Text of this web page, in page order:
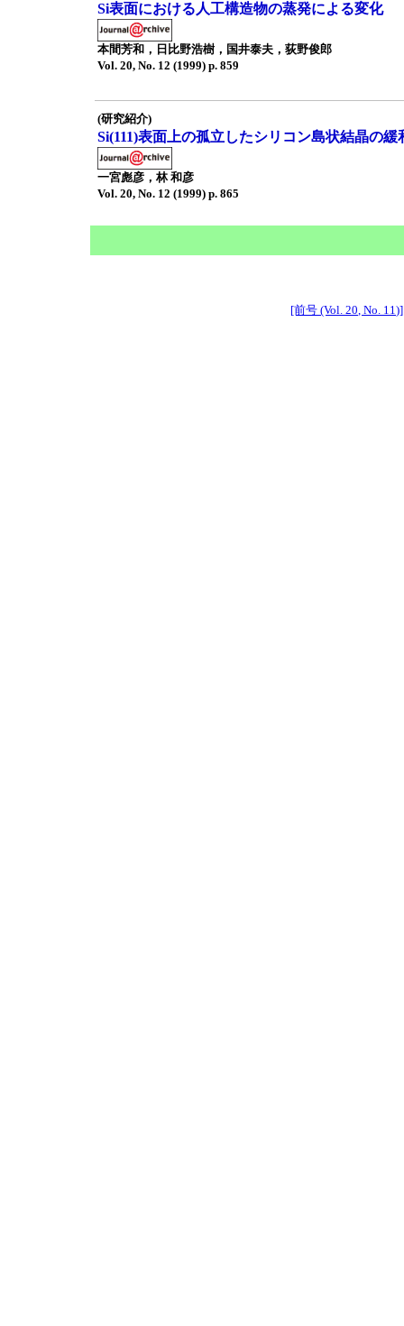
Si表面における人工構造物の蒸発による変化
本間芳和，日比野浩樹，国井泰夫，荻野俊郎
Vol. 20, No. 12 (1999) p. 859
(研究紹介)
Si(111)表面上の孤立したシリコン島状結晶の緩
一宮彪彦，林 和彦
Vol. 20, No. 12 (1999) p. 865
[前号 (Vol. 20, No. 11)]